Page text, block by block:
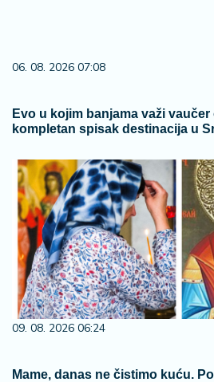
06. 08. 2026 07:08
Evo u kojim banjama važi vaučer
kompletan spisak destinacija u
09. 08. 2026 06:24
Mame, danas ne čistimo kuću.